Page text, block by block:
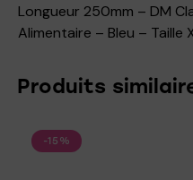
Longueur 250mm – DM
Alimentaire – Bleu – Taille
Produits
-15%